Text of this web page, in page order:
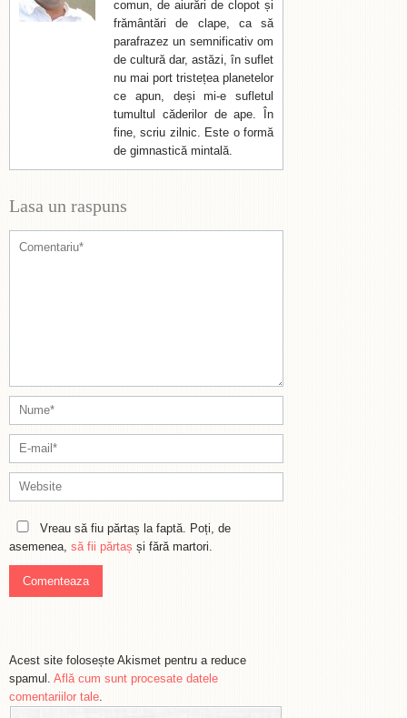
comun, de aiurări de clopot și
frământări de clape, ca să
parafrazez un semnificativ om
de cultură dar, astăzi, în suflet
nu mai port tristețea planetelor
ce apun, deși mi-e sufletul
tumultul căderilor de ape. În
fine, scriu zilnic. Este o formă
de gimnastică mintală.
Lasa un raspuns
Vreau să fiu părtaș la faptă. Poți, de
asemenea, să fii părtaș și fără martori.
Acest site folosește Akismet pentru a reduce
spamul. Află cum sunt procesate datele
comentariilor tale.